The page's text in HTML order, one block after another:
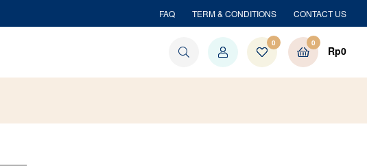
FAQ TERM & CONDITIONS CONTACT US
0 0
Rp0